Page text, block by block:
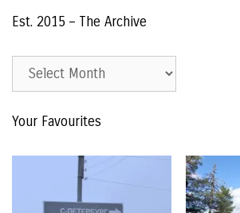
Est. 2015 – The Archive
Est.
The
Your Favourites